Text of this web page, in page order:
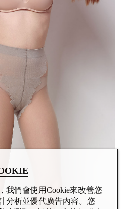
我們會使用Cookie來改善您
分析並優代廣告內容。您